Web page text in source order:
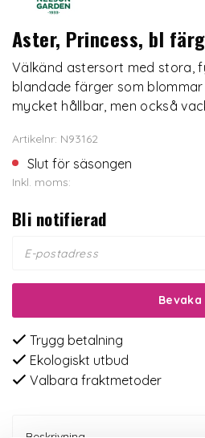
Aster, Princess, bl
Välkänd astersort med stora,
blandade färger som
mycket hållbar, men också
Artikelnr: N93162
Slut för säsongen
Inkl. moms:
Bli notifierad
Bevaka
Trygg betalning
Ekologiskt utbud
Valbara fraktmetoder